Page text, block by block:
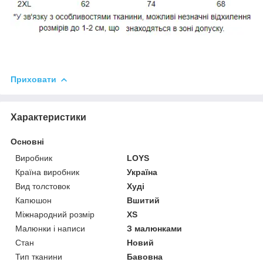
Приховати
Характеристики
Основні
Виробник
LOYS
Країна виробник
Україна
Вид толстовок
Худі
Капюшон
Вшитий
Міжнародний розмір
XS
Малюнки і написи
З малюнками
Стан
Новий
Тип тканини
Бавовна